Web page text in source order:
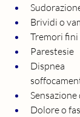
Brividi o
Tremori fini
Parestesie
Sensazione
Dolore o